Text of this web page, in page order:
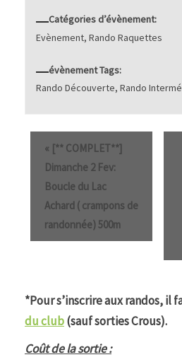
Catégories d’évènement:
Evènement,Rando Raquettes
évènement Tags:
Rando Découverte,Rando
« [** COMPLET**]
Dimanche 2 Fev:
Boucle du Lac
Achard ( crampons de
randonnée) 500m
*Pour s’inscrire aux randos, il
du club(sauf sorties Crous).
Coût de la sortie :